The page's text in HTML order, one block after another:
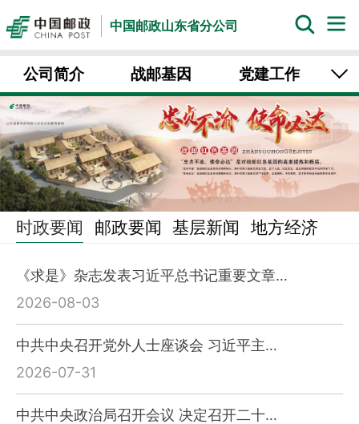
中国邮政山东省分公司
公司简介 战邮基因
党建工作
人文山东
中国邮政业务
官网
时政要闻 邮政要闻 基层新闻
地方经济
《求是》杂志发表习近平总书记重要文章…
2026-08-03
中共中央召开党外人士座谈会 习近平主…
2026-07-31
中共中央政治局召开会议 决定召开二十…